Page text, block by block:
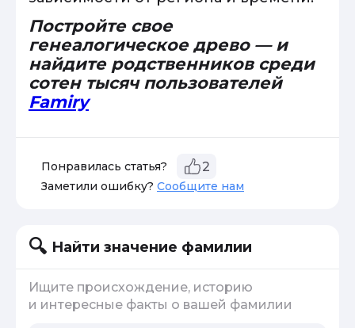
Постройте свое
генеалогическое древо — и
найдите родственников среди
сотен тысяч пользователей
Famiry
Понравилась статья? 2
Заметили ошибку? Сообщите нам
Найти значение фамилии
Ищите происхождение, историю
и интересные факты о вашей фамилии